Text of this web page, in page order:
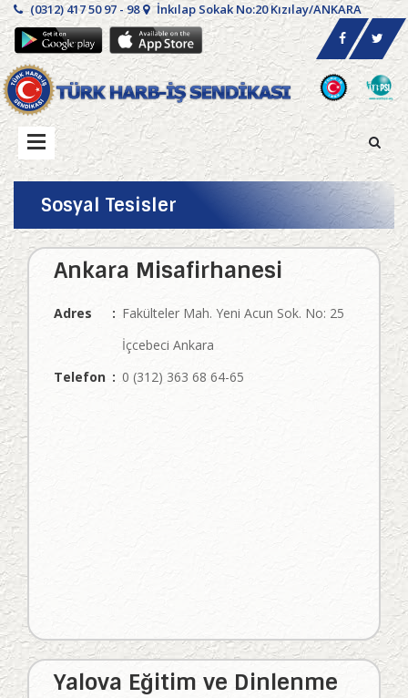
(0312) 417 50 97 - 98 İnkılap Sokak No:20 Kızılay/ANKARA
Sosyal Tesisler
Ankara Misafirhanesi
Adres : Fakülteler Mah. Yeni Acun Sok. No: 25
İçcebeci Ankara
Telefon : 0 (312) 363 68 64-65
Yalova Eğitim ve Dinlenme